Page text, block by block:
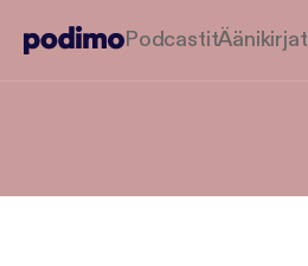
PodcastitÄänikirjat